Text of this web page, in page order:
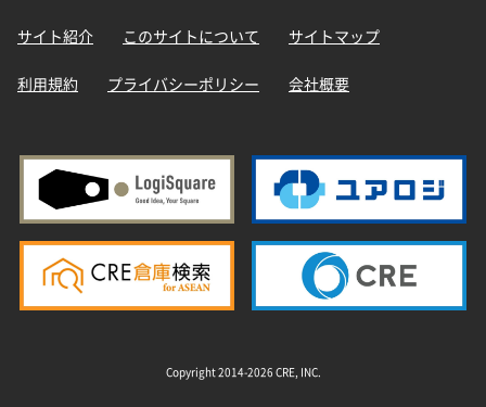
サイト紹介 このサイトについて サイトマップ
利用規約 プライバシーポリシー 会社概要
Copyright 2014-2026 CRE, INC.